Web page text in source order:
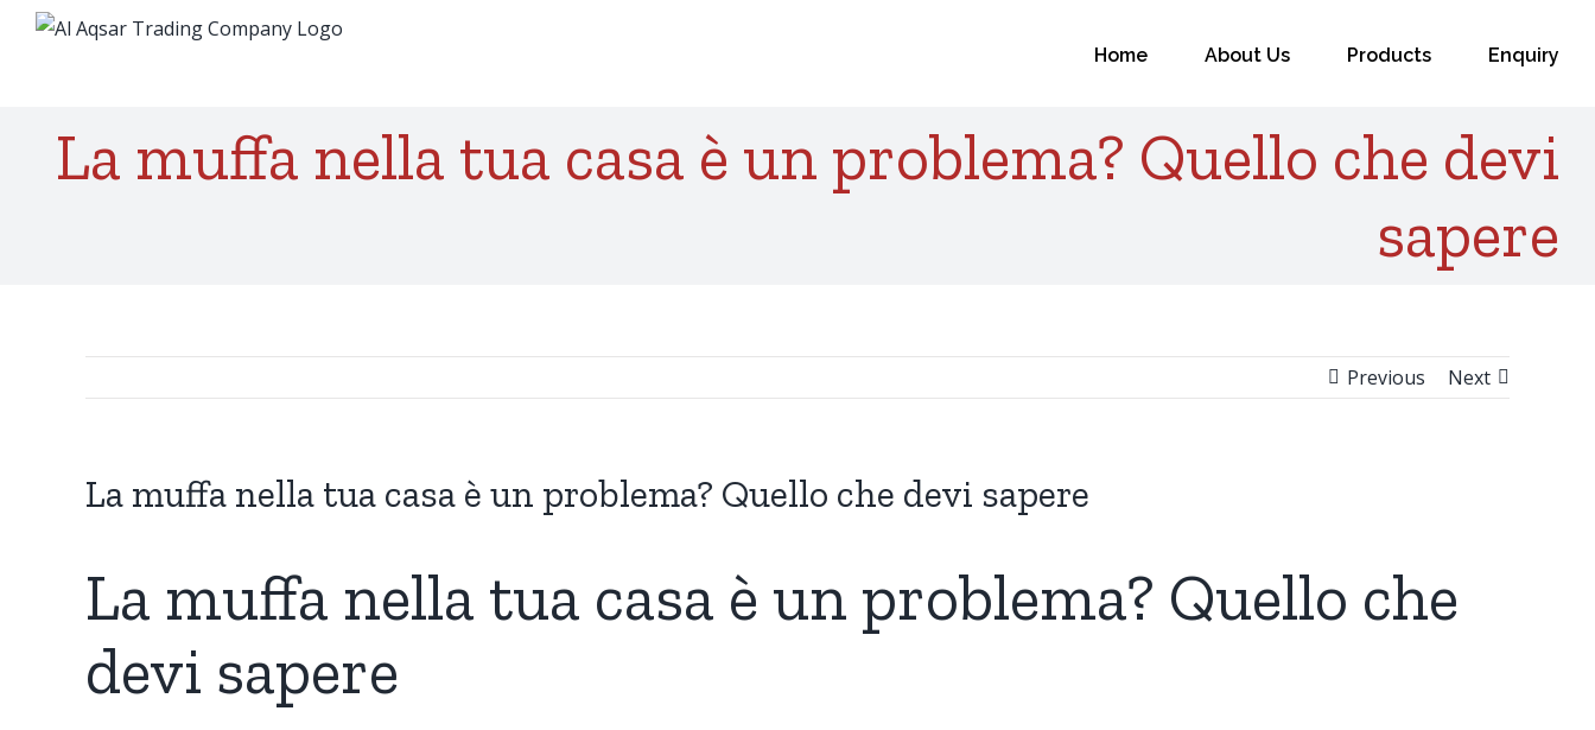
Skip
Home About Us Products Enquiry
La muffa nella tua casa è un problema? Quello che devi
sapere
Previous Next
La muffa nella tua casa è un problema? Quello che devi sapere
La muffa nella tua casa è un problema? Quello che
devi sapere